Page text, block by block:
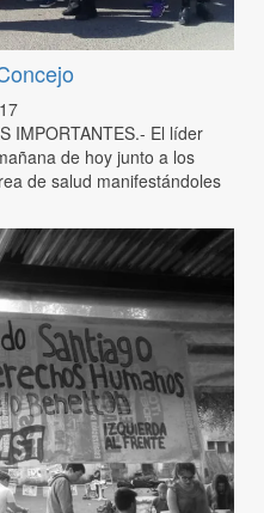
IMPORTANTES.- El líder
de hoy junto a los
de salud manifestándoles